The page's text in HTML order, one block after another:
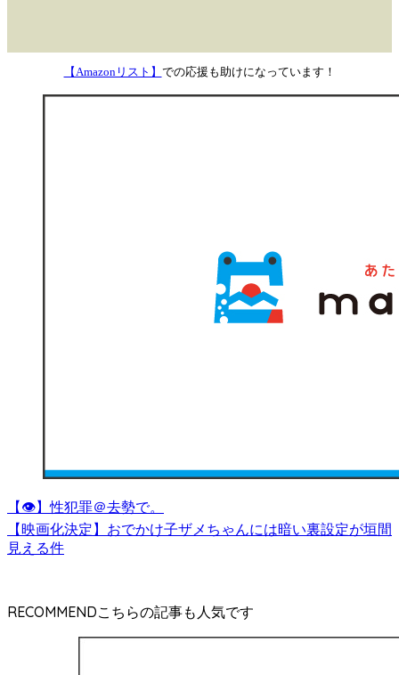
【Amazonリスト】 での応援も助けになっています！
【👁】性犯罪＠去勢で。
【映画化決定】おでかけ子ザメちゃんには暗い裏設定が垣間
見える件
RECOMMEND